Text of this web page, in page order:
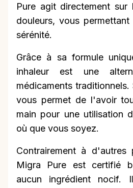
Pure agit directement
douleurs, vous
sérénité.
Grâce à sa formule
inhaleur est une
médicaments
vous permet de l'avoir
main pour une utilisation
où que vous soyez.
Contrairement à d'autres
Migra Pure est certifié
aucun ingrédient nocif.